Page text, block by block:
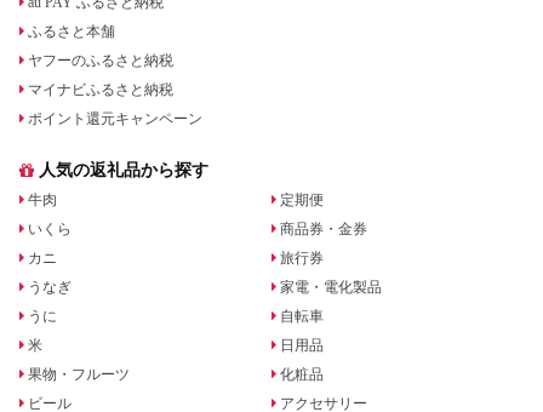
au PAY ふるさと納税
ふるさと本舗
ヤフーのふるさと納税
マイナビふるさと納税
ポイント還元キャンペーン
人気の返礼品から探す
牛肉
いくら
カニ
うなぎ
うに
米
果物・フルーツ
ビール
定期便
商品券・金券
旅行券
家電・電化製品
自転車
日用品
化粧品
アクセサリー